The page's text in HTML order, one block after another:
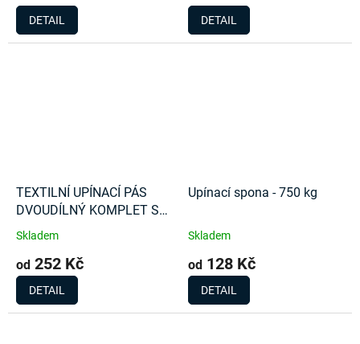
DETAIL DETAIL
TEXTILNÍ UPÍNACÍ PÁS
DVOUDÍLNÝ KOMPLET S
RÁČNOU 2000Kg
Skladem
od 252 Kč
DETAIL
Upínací spona - 750 kg
Skladem
od 128 Kč
DETAIL